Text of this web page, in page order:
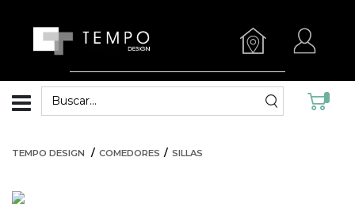
TEMPO DESIGN COMEDORES SILLAS